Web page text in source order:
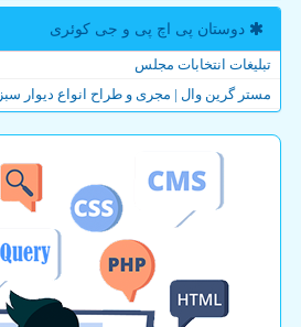
دوستان پی اچ پی و جی كوئری
تبلیغات انتخابات مجلس
مستر گرین وال | مجری و طراح انواع دیوار سبز